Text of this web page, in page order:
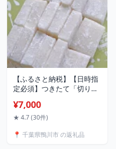
【ふるさと納税】【日時指
定必須】つきたて「切り
0049]
¥7,000
★ 4.7 (30件)
📍 千葉県鴨川市 の返礼品